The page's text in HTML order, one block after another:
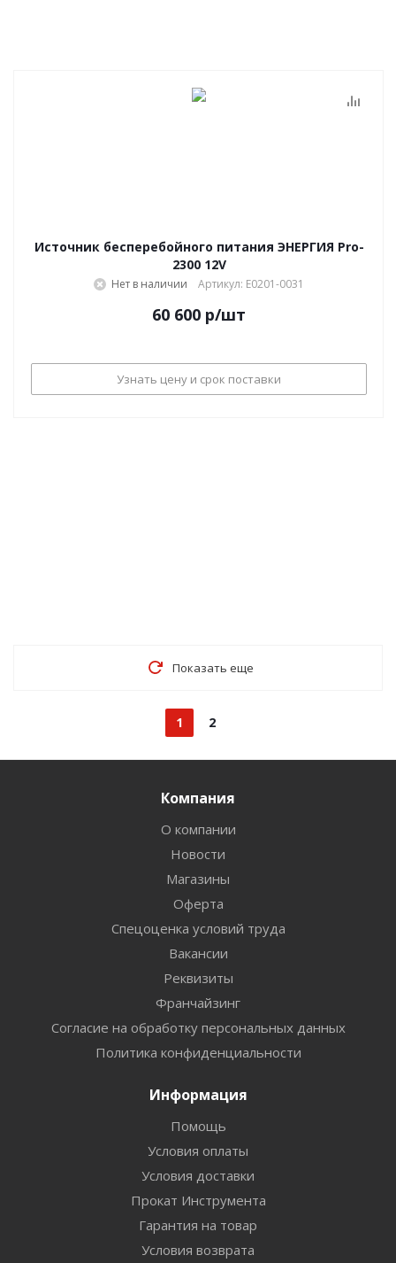
Источник бесперебойного питания ЭНЕРГИЯ Pro-
2300 12V
Нет в наличии Артикул: Е0201-0031
60 600 р/шт
Узнать цену и срок поставки
Показать еще
1 2
Компания
О компании
Новости
Магазины
Оферта
Спецоценка условий труда
Вакансии
Реквизиты
Франчайзинг
Согласие на обработку персональных данных
Политика конфиденциальности
Информация
Помощь
Условия оплаты
Условия доставки
Прокат Инструмента
Гарантия на товар
Условия возврата